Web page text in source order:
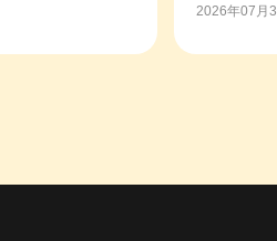
2026年07月